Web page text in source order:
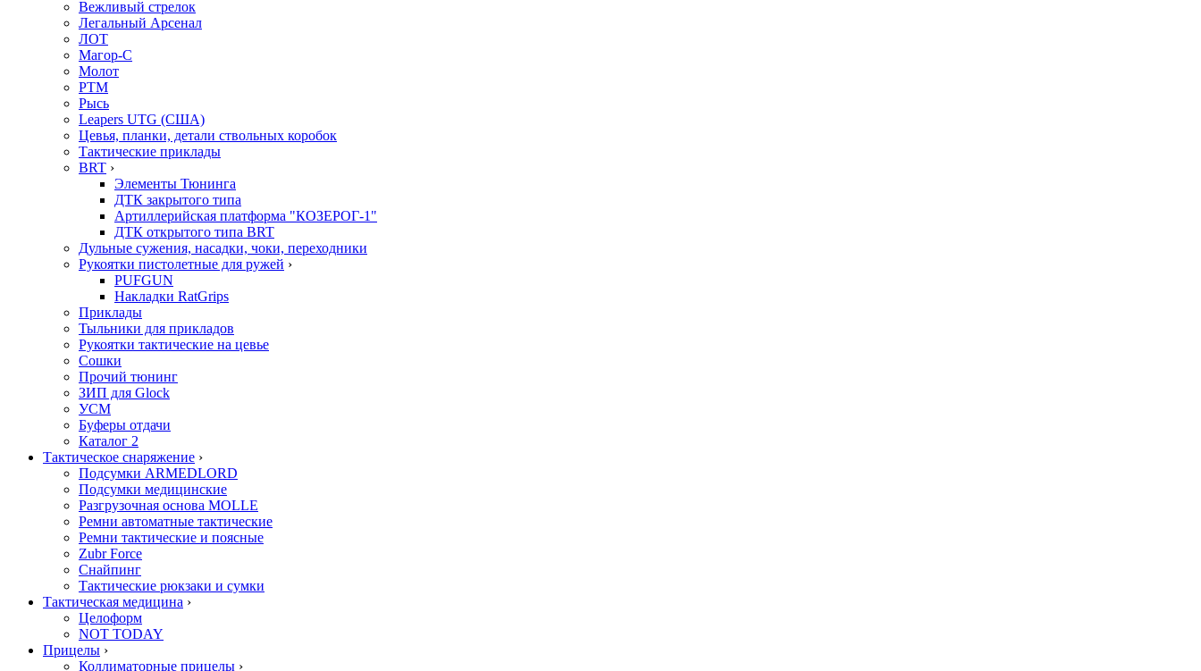
Вежливый стрелок
Легальный Арсенал
ЛОТ
Магор-С
Молот
РТМ
Рысь
Leapers UTG (США)
Цевья, планки, детали ствольных коробок
Тактические приклады
BRT ›
Элементы Тюнинга
ДТК закрытого типа
Артиллерийская платформа "КОЗЕРОГ-1"
ДТК открытого типа BRT
Дульные сужения, насадки, чоки, переходники
Рукоятки пистолетные для ружей ›
PUFGUN
Накладки RatGrips
Приклады
Тыльники для прикладов
Рукоятки тактические на цевье
Сошки
Прочий тюнинг
ЗИП для Glock
УСМ
Буферы отдачи
Каталог 2
Тактическое снаряжение ›
Подсумки ARMEDLORD
Подсумки медицинские
Разгрузочная основа MOLLE
Ремни автоматные тактические
Ремни тактические и поясные
Zubr Force
Снайпинг
Тактические рюкзаки и сумки
Тактическая медицина ›
Целоформ
NOT TODAY
Прицелы ›
Коллиматорные прицелы ›